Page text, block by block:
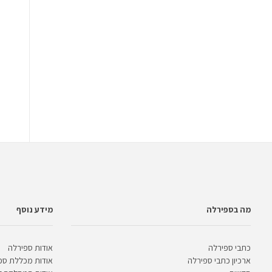
מידע נוסף
אודות ספירלה
אודות מכללת
מה בספירלה
כתבי ספירלה
ארכיון כתבי ספירלה